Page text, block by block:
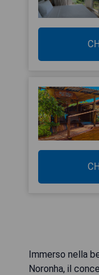
Immerso nella
Noronha, il